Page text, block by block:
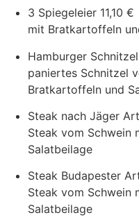
3 Spiegeleier 11,10 €
mit Bratkartoffeln
Hamburger Schnitzel
paniertes Schnitzel
Bratkartoffeln und
Steak nach Jäger Art
Steak vom Schwein
Salatbeilage
Steak Budapester
Steak vom Schwein
Salatbeilage